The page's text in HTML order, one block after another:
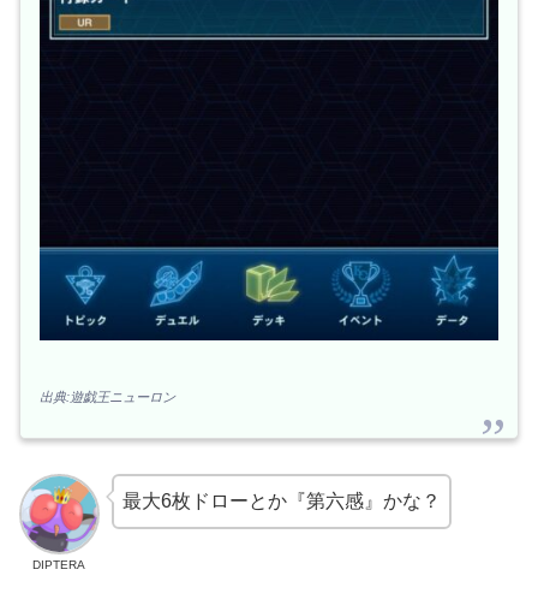
出典:遊戯王ニューロン
DIPTERA
最大6枚ドローとか『第六感』かな？